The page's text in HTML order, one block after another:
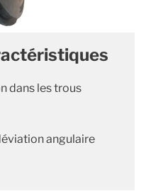
dans les trous
angulaire